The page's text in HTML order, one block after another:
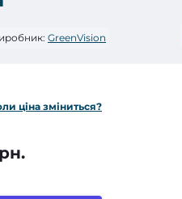
GreenVision
ціна зміниться?